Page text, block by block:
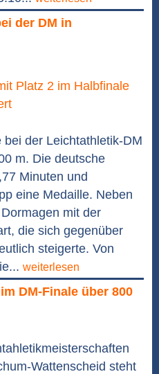
der DM in
der Leichtathletik-DM
m. Die deutsche
Minuten und
eine Medaille. Neben
mit der
die sich gegenüber
steigerte. Von
weiterlesen
DM-Finale über 800
Wattenscheid steht